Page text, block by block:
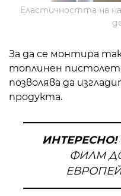
Еластичността на
За да се монтира
топлинен
позволява да
продукта.
ИНТЕРЕСНО!
ФИЛМ